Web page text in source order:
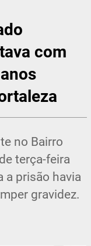
com
no Bairro
terça-feira
a prisão havia
gravidez.